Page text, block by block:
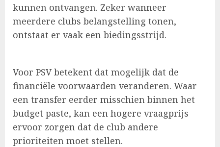
kunnen ontvangen. Zeker wanneer
meerdere clubs belangstelling tonen,
ontstaat er vaak een biedingsstrijd.
Voor PSV betekent dat mogelijk dat de
financiële voorwaarden veranderen. Waar
een transfer eerder misschien binnen het
budget paste, kan een hogere vraagprijs
ervoor zorgen dat de club andere
prioriteiten moet stellen.